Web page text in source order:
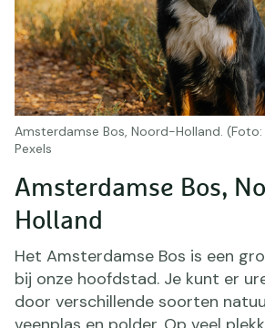
Amsterdamse Bos,
Holland
Het Amsterdamse Bos is een
bij onze hoofdstad. Je kunt er
door verschillende soorten
Amsterdamse Bos, Noord-Holland. (Foto:
Pexels